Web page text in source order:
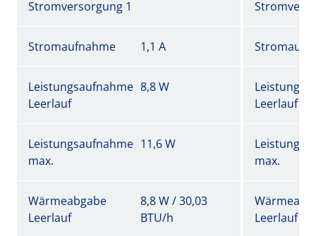
Stromversorgung 1
Stromaufnahme 1,1 A
Leistungsaufnahme
Leerlauf
8,8 W
Leerlauf
Leistungsaufnahme
max.
11,6 W
max.
Wärmeabgabe
Leerlauf
8,8 W / 30,03
BTU/h
Leerlauf